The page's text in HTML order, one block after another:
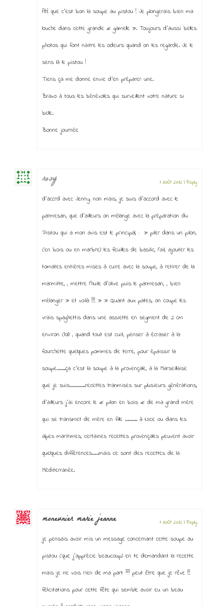
Ah! que c’est bon la soupe au pistou ! Je plongerais bien ma
louche dans cette grande « gamelle ». Toujours d’aussi belles
photos qui font naitre les odeurs quand on les regarde. Je le
sens là le pistou !
Tiens ça me donne envie d’en préparer une.
Bravo à tous les bénévoles qui surveillent votre nature si
belle.
Bonne journée
rosy 1 août 2012 |Reply
d’accrd avec Jenny, non mais, je suis d’accord avec le
parmesan, que d’ailleurs on mélange avec la préparation du
Pistou qui a mon avis est le principal, : » piler dans un pilon,
(en bois ou en marbre) les feuilles de basilic, l’ail, ajouter les
tomates entières mises à cuire avec la soupe, à retirer de la
marmitte, , mettre l’huile d’olive puis le parmesan, , bien
mélanger » et voilà !!!! » » Quant aux pates, on coupe les
vrais spaghettis dans une assiette en segment de 2 cm
environ (lol) , quand tout est cuit, penser à écraser à la
fourchette quelques pommes de terre, pour épaissir la
soupe……..ça c’est la soupe à la provençale, à la Marseillaise
que je suis…………..recettes tranmises sur plusieurs générations,
d’ailleurs j’ai encore le « pilon en bois « de ma grand mère
qui se transmet de mère en fille ……….. à Nice ou dans les
alpes maritimes, certaines recettes provençales peuvent avoir
quelques différences……mais ce sont des recettes de la
Méditerranée.
moneunier marie jeanne 1 août 2012 |Reply
je pensais avoir mis un message concernant cette soupe au
pistou (que j’apprécie beaucoup) en te demandant la recette
mais je ne vois rien de ma part ??? peut être que je rêve !!!
félicitations pour cette fête qui semble avoir eu un beau